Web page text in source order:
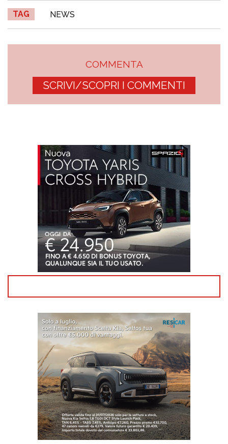
TAG NEWS
COMMENTA
SCRIVI/SCOPRI I COMMENTI